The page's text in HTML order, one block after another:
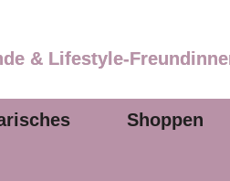
& Lifestyle-
Shoppen